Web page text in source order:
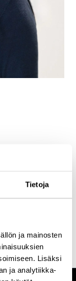
Tietoja
ja mainosten
Lisäksi
ja analytiikka-
erikoislääkäri sekä
häiriöihin
jossa hän toimii